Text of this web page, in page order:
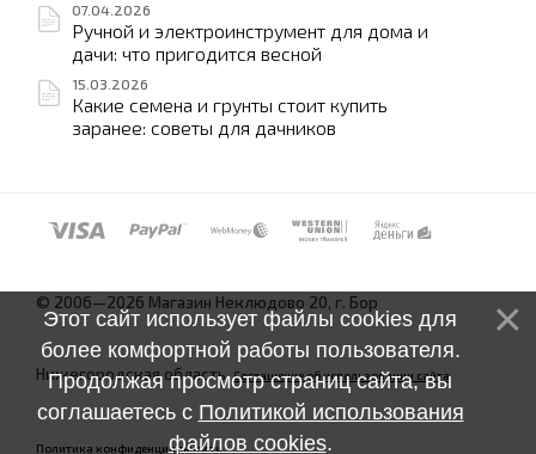
07.04.2026
Ручной и электроинструмент для дома и
дачи: что пригодится весной
15.03.2026
Какие семена и грунты стоит купить
заранее: советы для дачников
© 2006—2026 Магазин Неклюдово 20, г. Бор
Нижегородская область.Соглашение об использовании сайта
Политика конфиденциальности
Этот сайт использует файлы cookies для
более комфортной работы пользователя.
Продолжая просмотр страниц сайта, вы
соглашаетесь с Политикой использования
файлов cookies.